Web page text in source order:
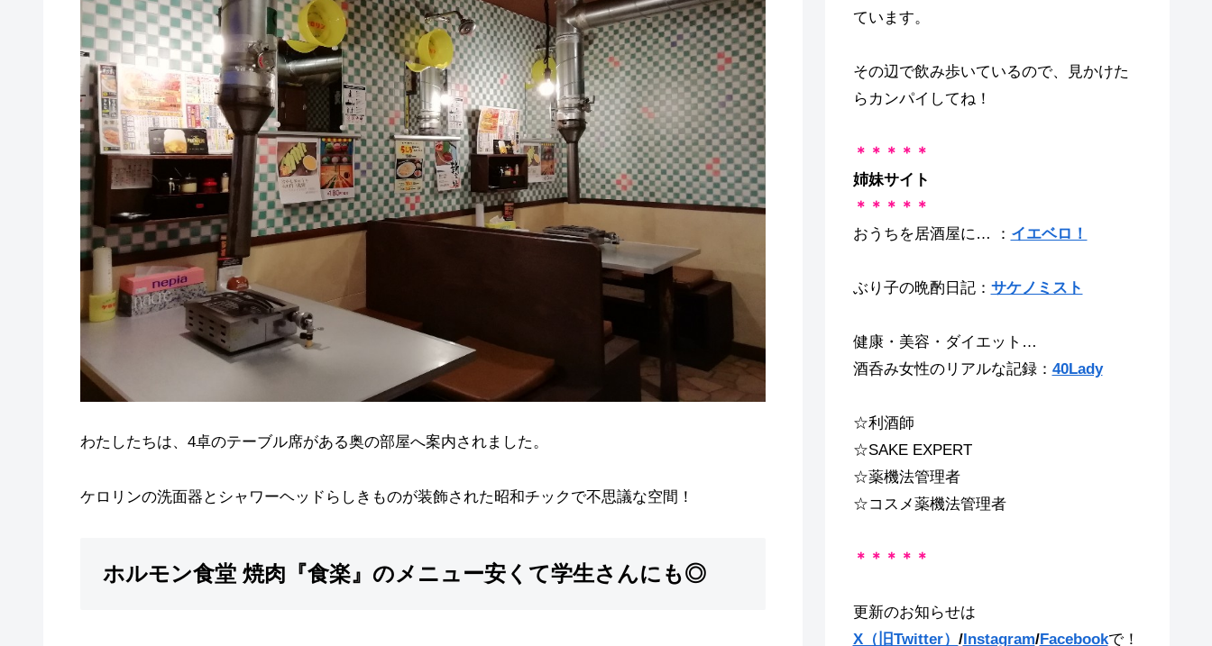
わたしたちは、4卓のテーブル席がある奥の部屋へ案内されました。
ケロリンの洗面器とシャワーヘッドらしきものが装飾された昭和チックで不思議な空間！
ホルモン食堂 焼肉『食楽』のメニュー安くて学生さんにも◎
ています。
その辺で飲み歩いているので、見かけた
らカンパイしてね！
＊＊＊＊＊
姉妹サイト
＊＊＊＊＊
おうちを居酒屋に… ： イエベロ！
ぶり子の晩酌日記： サケノミスト
健康・美容・ダイエット…
酒呑み女性のリアルな記録： 40Lady
☆利酒師
☆SAKE EXPERT
☆薬機法管理者
☆コスメ薬機法管理者
＊＊＊＊＊
更新のお知らせは
X（旧Twitter） /Instagram/Facebookで！